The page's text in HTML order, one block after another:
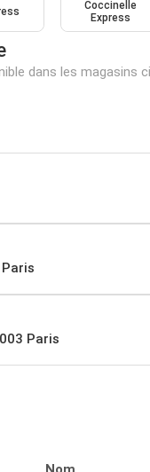
Coccinelle
Express
dans les
Paris